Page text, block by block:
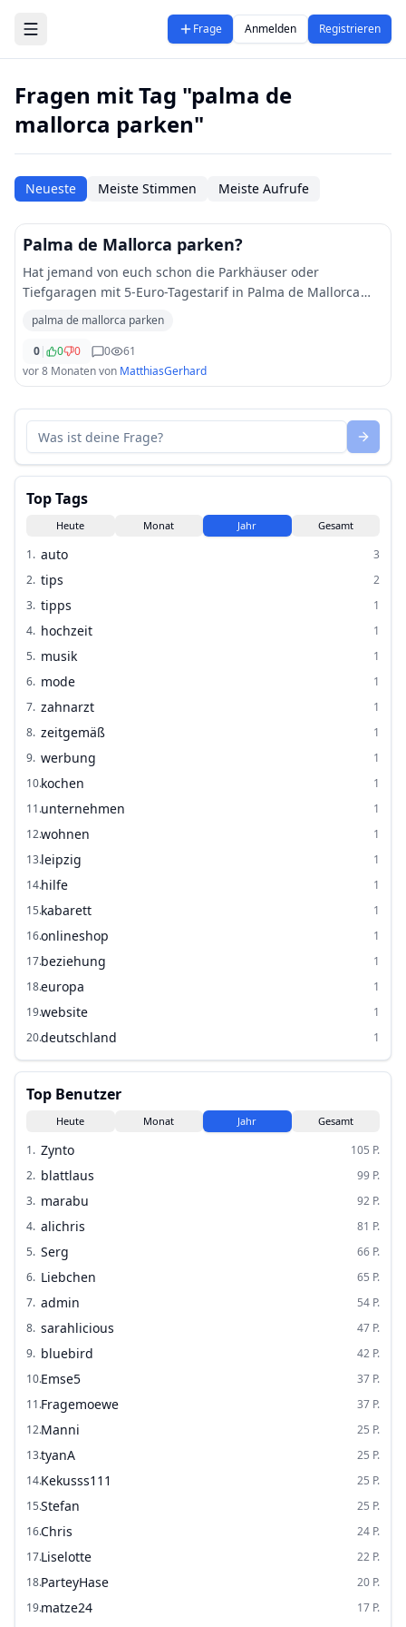
Zum Hauptinhalt springen
Frage Anmelden Registrieren
Fragen mit Tag "palma de
mallorca parken"
Neueste Meiste Stimmen Meiste Aufrufe
Palma de Mallorca parken?
Hat jemand von euch schon die Parkhäuser oder
Tiefgaragen mit 5-Euro-Tagestarif in Palma de Mallorca
genutzt? Wie sind eure Erfahrungen mit Lage, Sicherheit,
Verfügbarkeit in der Hochsaison und lohnt
palma de mallorca parken
0| 0 0 0
61
vor 8 Monatenvon MatthiasGerhard
Top Tags
Heute Monat Jahr Gesamt
1. auto
3
2. tips
2
3. tipps
1
4. hochzeit
1
5. musik
1
6. mode
1
7. zahnarzt
1
8. zeitgemäß
1
9. werbung
1
10.kochen
1
11.unternehmen
1
12.wohnen
1
13.leipzig
1
14.hilfe
1
15.kabarett
1
16.onlineshop
1
17.beziehung
1
18.europa
1
19.website
1
20.deutschland 1
Top Benutzer
Heute Monat Jahr Gesamt
1. Zynto 105 P.
2. blattlaus 99 P.
3. marabu 92 P.
4. alichris 81 P.
5. Serg 66 P.
6. Liebchen 65 P.
7. admin 54 P.
8. sarahlicious 47 P.
9. bluebird 42 P.
10.Emse5 37 P.
11.Fragemoewe 37 P.
12.Manni 25 P.
13.tyanA 25 P.
14.Kekusss111 25 P.
15.Stefan 25 P.
16.Chris 24 P.
17.Liselotte 22 P.
18.ParteyHase 20 P.
19.matze24 17 P.